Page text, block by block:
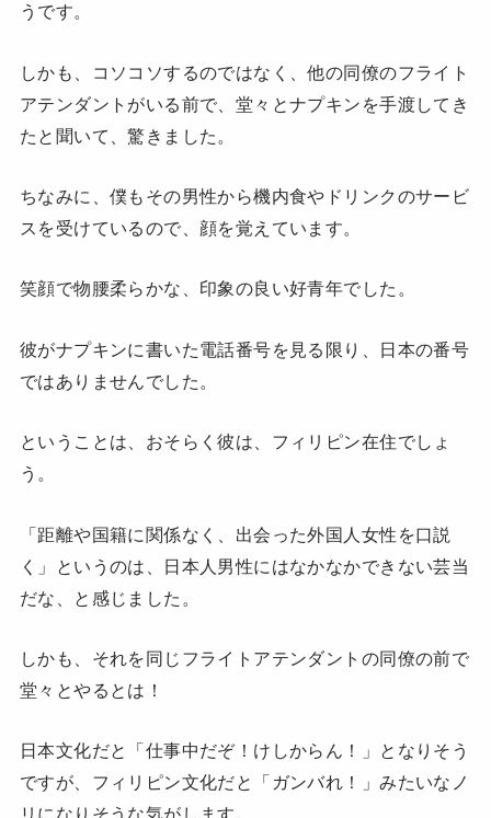
うです。
しかも、コソコソするのではなく、他の同僚のフライト
アテンダントがいる前で、堂々とナプキンを手渡してき
たと聞いて、驚きました。
ちなみに、僕もその男性から機内食やドリンクのサービ
スを受けているので、顔を覚えています。
笑顔で物腰柔らかな、印象の良い好青年でした。
彼がナプキンに書いた電話番号を見る限り、日本の番号
ではありませんでした。
ということは、おそらく彼は、フィリピン在住でしょ
う。
「距離や国籍に関係なく、出会った外国人女性を口説
く」というのは、日本人男性にはなかなかできない芸当
だな、と感じました。
しかも、それを同じフライトアテンダントの同僚の前で
堂々とやるとは！
日本文化だと「仕事中だぞ！けしからん！」となりそう
ですが、フィリピン文化だと「ガンバれ！」みたいなノ
リになりそうな気がします。